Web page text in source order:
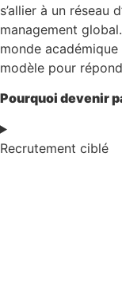
s’allier à un réseau
management
monde
modèle pour
Pourquoi devenir
Recrutement ciblé